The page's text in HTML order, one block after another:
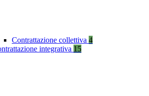
Contrattazione collettiva 4
integrativa 15